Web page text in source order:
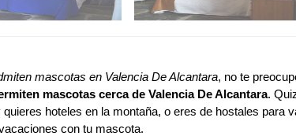
mascotas en Valencia De Alcantara, no te
mascotas cerca de Valencia De Alcantara.
hoteles en la montaña, o eres de hostales
con tu mascota.